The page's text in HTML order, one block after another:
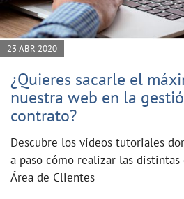
23 ABR 2020
¿Quieres sacarle el
nuestra web en la
contrato?
Descubre los vídeos tutoriales
a paso cómo realizar las
Área de Clientes